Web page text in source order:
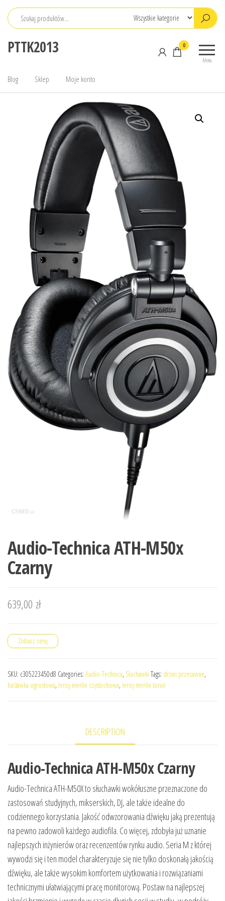
Przejdź
PTTK2013
Menu
0
Blog Sklep Moje konto
Audio-Technica ATH-M50x
Czarny
639,00 zł
Zobacz cenę
SKU: c305223450d8 Categories: Audio-Technica, Słuchawki Tags: drzwi przesuwne,
huśtawka ogrodowa, leroy merlin częstochowa, leroy merlin toruń
DESCRIPTION
Audio-Technica ATH-M50x Czarny
Audio-Technica ATH-M50X to słuchawki wokółuszne przeznaczone do
zastosowań studyjnych, mikserskich, DJ, ale także idealne do
codziennego korzystania. Jakość odwzorowania dźwięku jaką prezentują
na pewno zadowoli każdego audiofila. Co więcej, zdobyła już uznanie
najlepszych inżynierów oraz recenzentów rynku audio. Seria M z której
wywodzi się i ten model charakteryzuje się nie tylko doskonałą jakością
dźwięku, ale także wysokim komfortem użytkowania i rozwiązaniami
technicznymi ułatwiającymi pracę monitorową. Postaw na najlepszej